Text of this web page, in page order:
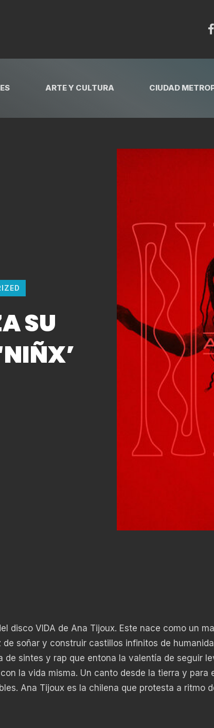
ARTE Y CULTURA CIUDAD
SU
disco VIDA de Ana Tijoux. Este nace como un
soñar y construir castillos infinitos de
de sintes y rap que entona la valentía de seguir
la vida misma. Un canto desde la tierra y para
Ana Tijoux es la chilena que protesta a ritmo